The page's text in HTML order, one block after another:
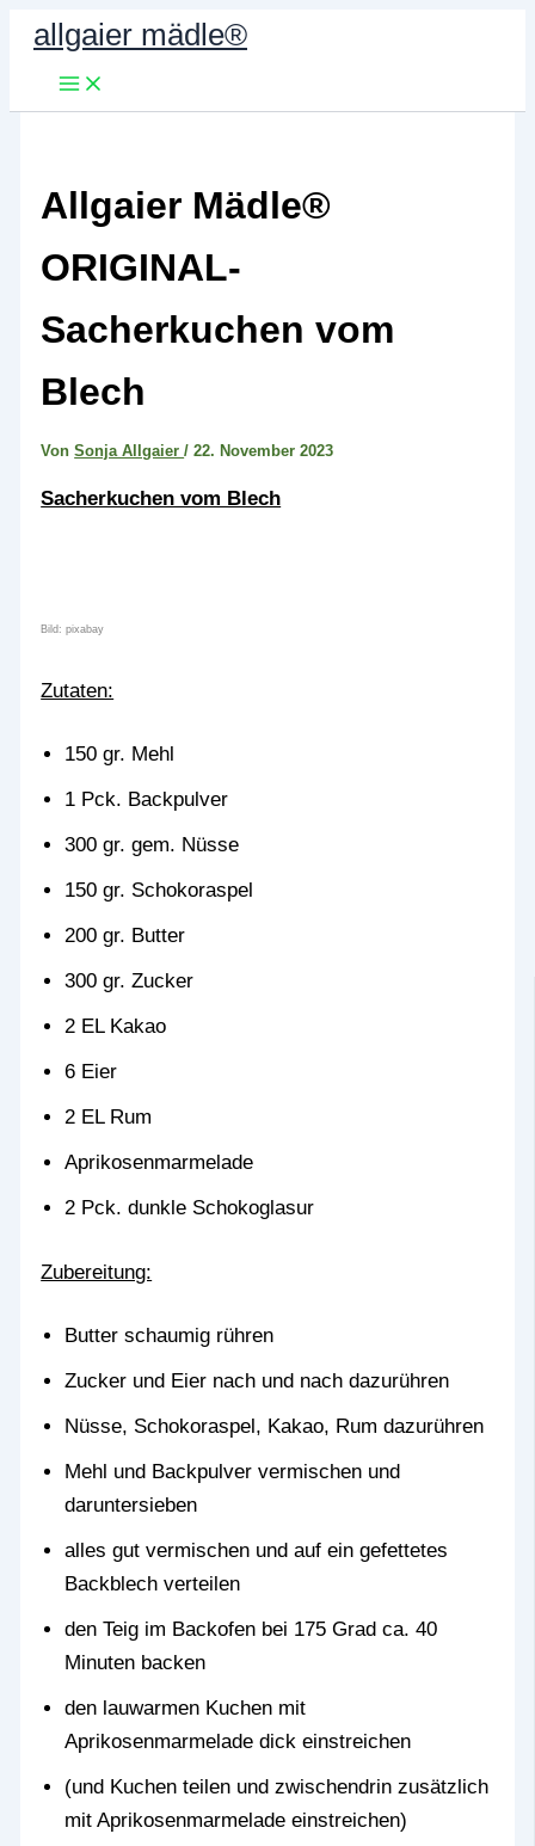
Zum
Inhalt
springen
allgaier mädle®
Allgaier Mädle®
ORIGINAL-
Sacherkuchen vom
Blech
VonSonja Allgaier/22. November 2023
Sacherkuchen vom Blech
Bild: pixabay
Zutaten:
150 gr. Mehl
1 Pck. Backpulver
300 gr. gem. Nüsse
150 gr. Schokoraspel
200 gr. Butter
300 gr. Zucker
2 EL Kakao
6 Eier
2 EL Rum
Aprikosenmarmelade
2 Pck. dunkle Schokoglasur
Zubereitung:
Butter schaumig rühren
Zucker und Eier nach und nach dazurühren
Nüsse, Schokoraspel, Kakao, Rum dazurühren
Mehl und Backpulver vermischen und
daruntersieben
alles gut vermischen und auf ein gefettetes
Backblech verteilen
den Teig im Backofen bei 175 Grad ca. 40
Minuten backen
den lauwarmen Kuchen mit
Aprikosenmarmelade dick einstreichen
(und Kuchen teilen und zwischendrin zusätzlich
mit Aprikosenmarmelade einstreichen)